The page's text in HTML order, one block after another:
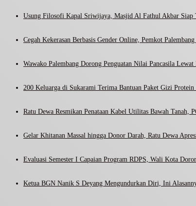
Usung Filosofi Kapal Sriwijaya, Masjid Al Fathul Akbar
Cegah Kekerasan Berbasis Gender Online, Pemkot
Wawako Palembang Dorong Penguatan Nilai Pancasila Lewat
200 Keluarga di Sukarami Terima Bantuan Paket Gizi
Ratu Dewa Resmikan Penataan Kabel Utilitas Bawah
Gelar Khitanan Massal hingga Donor Darah, Ratu Dewa
Evaluasi Semester I Capaian Program RDPS, Wali Kota
Ketua BGN Nanik S Deyang Mengundurkan Diri, Ini